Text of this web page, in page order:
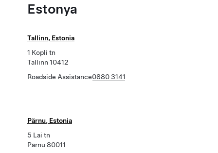
Estonya
Tallinn, Estonia
1 Kopli tn
Tallinn 10412
Roadside Assistance0880 3141
Pärnu, Estonia
5 Lai tn
Pärnu 80011